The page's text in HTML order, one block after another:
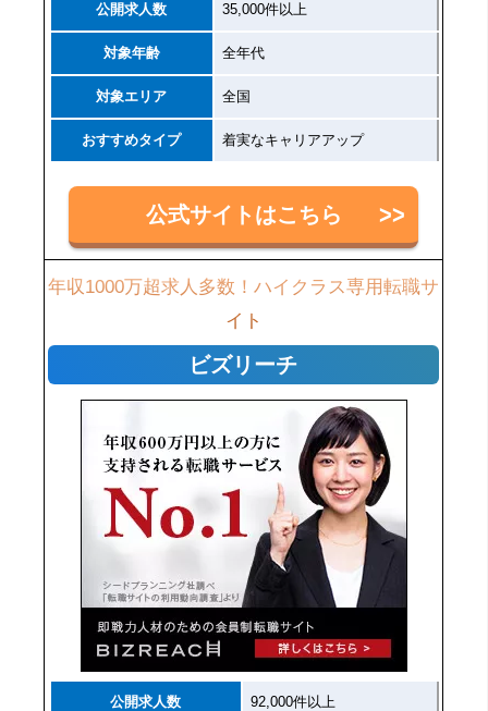
公開求人数 35,000件以上
対象年齢 全年代
対象エリア 全国
おすすめタイプ 着実なキャリアアップ
公式サイトはこちら
年収1000万超求人多数！ハイクラス専用転職サ
イト
ビズリーチ
公開求人数 92,000件以上